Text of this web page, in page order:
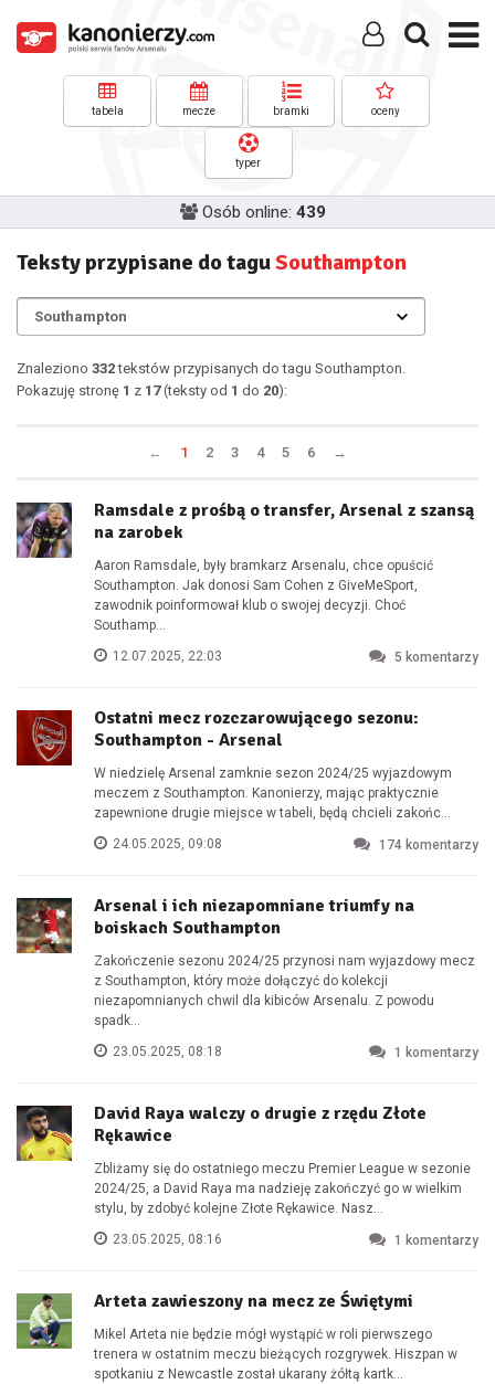
tabela mecze bramki oceny
typer
Osób online: 439
Teksty przypisane do taguSouthampton
Znaleziono 332tekstów przypisanych do tagu Southampton.
Pokazuję stronę 1 z 17(teksty od 1 do 20):
← 1 2 3 4 5 6 →
Ramsdale z prośbą o transfer, Arsenal z szansą
na zarobek
Aaron Ramsdale, były bramkarz Arsenalu, chce opuścić
Southampton. Jak donosi Sam Cohen z GiveMeSport,
zawodnik poinformował klub o swojej decyzji. Choć
Southamp...
12.07.2025, 22:03
5 komentarzy
Ostatni mecz rozczarowującego sezonu:
Southampton - Arsenal
W niedzielę Arsenal zamknie sezon 2024/25 wyjazdowym
meczem z Southampton. Kanonierzy, mając praktycznie
zapewnione drugie miejsce w tabeli, będą chcieli zakońc...
24.05.2025, 09:08
174 komentarzy
Arsenal i ich niezapomniane triumfy na
boiskach Southampton
Zakończenie sezonu 2024/25 przynosi nam wyjazdowy mecz
z Southampton, który może dołączyć do kolekcji
niezapomnianych chwil dla kibiców Arsenalu. Z powodu
spadk...
23.05.2025, 08:18
1 komentarzy
David Raya walczy o drugie z rzędu Złote
Rękawice
Zbliżamy się do ostatniego meczu Premier League w sezonie
2024/25, a David Raya ma nadzieję zakończyć go w wielkim
stylu, by zdobyć kolejne Złote Rękawice. Nasz...
23.05.2025, 08:16
1 komentarzy
Arteta zawieszony na mecz ze Świętymi
Mikel Arteta nie będzie mógł wystąpić w roli pierwszego
trenera w ostatnim meczu bieżących rozgrywek. Hiszpan w
spotkaniu z Newcastle został ukarany żółtą kartk...